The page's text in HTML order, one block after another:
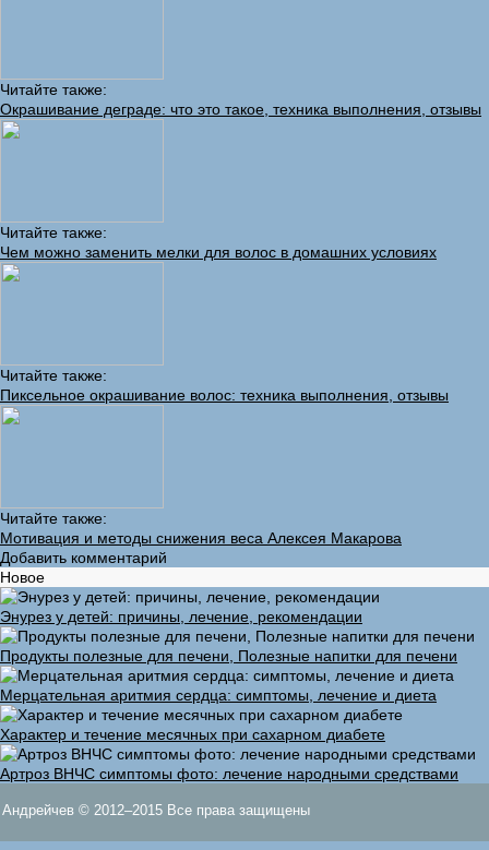
Читайте также:
Окрашивание деграде: что это такое, техника выполнения, отзывы
Читайте также:
Чем можно заменить мелки для волос в домашних условиях
Читайте также:
Пиксельное окрашивание волос: техника выполнения, отзывы
Читайте также:
Мотивация и методы снижения веса Алексея Макарова
Добавить комментарий
Новое
Энурез у детей: причины, лечение, рекомендации
Продукты полезные для печени, Полезные напитки для печени
Мерцательная аритмия сердца: симптомы, лечение и диета
Характер и течение месячных при сахарном диабете
Артроз ВНЧС симптомы фото: лечение народными средствами
Андрейчев © 2012–2015 Все права защищены